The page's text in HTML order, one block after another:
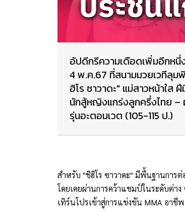
อัปดีกรีความเดือดเพิ่มอีกหนึ่
4 พ.ค.67 ที่สนามมวยเวทีลุม
ฮิโร ซาวาดะ" แม่สาวหน้าใ
นักสู้หญิงแกร่งลูกครึ่งไทย –
รุ่นอะตอมเวต (105-115 ป.)
สำหรับ "ชิฮิโร ซาวาดะ" มีพื้นฐานการ
โดยเคยผ่านการคว้าแชมป์ในระดับต่า
เทิร์นโปรเข้าสู่การแข่งขัน MMA อาชี